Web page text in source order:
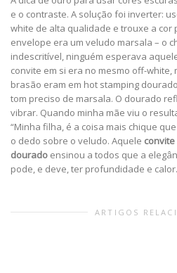
e o contraste. A solução foi inverter:
white de alta qualidade e trouxe a cor
envelope era um veludo marsala – o
indescritível, ninguém esperava
convite em si era no mesmo off-white,
brasão eram em hot stamping
tom preciso de marsala. O dourado
vibrar. Quando minha mãe viu o
“Minha filha, é a coisa mais chique
o dedo sobre o veludo. Aquele
dourado ensinou a todos que a
pode, e deve, ter profundidade e calor.
ARTIGOS